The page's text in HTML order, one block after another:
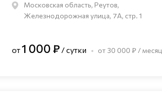
Московская область, Реутов,
Железнодорожная улица, 7А, стр. 1
от1 000 ₽ / сутки от 30 000 ₽ / месяц